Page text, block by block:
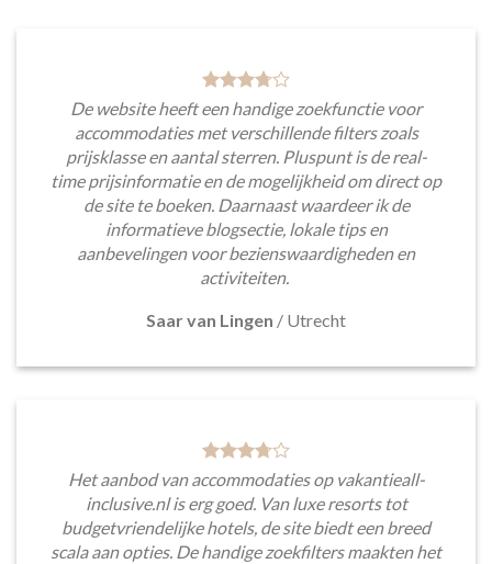
De website heeft een handige zoekfunctie voor
accommodaties met verschillende filters zoals
prijsklasse en aantal sterren. Pluspunt is de real-
time prijsinformatie en de mogelijkheid om direct op
de site te boeken. Daarnaast waardeer ik de
informatieve blogsectie, lokale tips en
aanbevelingen voor bezienswaardigheden en
activiteiten.
Saar van Lingen / Utrecht
Het aanbod van accommodaties op vakantieall-
inclusive.nl is erg goed. Van luxe resorts tot
budgetvriendelijke hotels, de site biedt een breed
scala aan opties. De handige zoekfilters maakten het